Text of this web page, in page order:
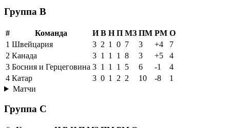
Группа B
# Команда И В Н П МЗ ПМ РМ О
1 Швейцария 3 2 1 0 7 3 +4
7
2 Канада 3 1 1 1 8 3 +5
4
3 Босния и Герцеговина 3 1 1 1 5 6 -1
4
4 Катар 3 0 1 2 2 10 -8
1
Матчи
Группа C